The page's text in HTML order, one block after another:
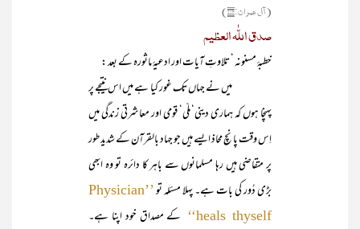
(آل عمران:۱۰۳)
صدق اللّٰہ العظیم
خطبۂ مسنونہ ‘ تلاوتِ آیات اور ادعیۂ ماثورہ کے بعد :
میں نے جہاں تک غور کیا ہے میں اس نتیجے پر
پہنچا ہوں کہ ہماری دینی‘ ملّی‘ قومی اور معاشرتی زندگی میں
اِس وقت پانچ محاذ ایسے ہیں جو جہاد بالقرآن کے شدید طور
پر متقاضی ہیں رہا مسلمانوں سے باہر کا دائرہ تو وہ ابھی
بڑی دُور کی بات ہے۔ پہلا مسئلہ تو
’’Physician
heals thyself‘‘
کے مصداق خود اپنا ہے۔